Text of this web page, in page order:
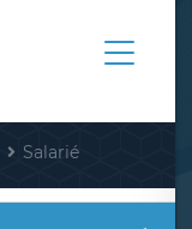
Salarié